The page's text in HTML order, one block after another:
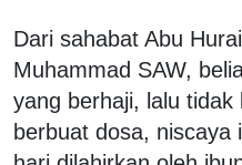
Dari sahabat Abu
Muhammad SAW,
yang berhaji, lalu
berbuat dosa, niscaya